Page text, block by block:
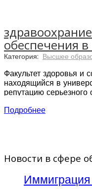
обеспечения
Категория: Высшее
Факультет здоровья и
находящийся в
репутацию
Здравоохранения, вуз
Факультет
получают учебные
профессиональной
Подробнее
Новости в сфере